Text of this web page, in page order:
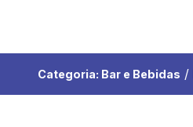
Categoria: Bar e Bebidas /